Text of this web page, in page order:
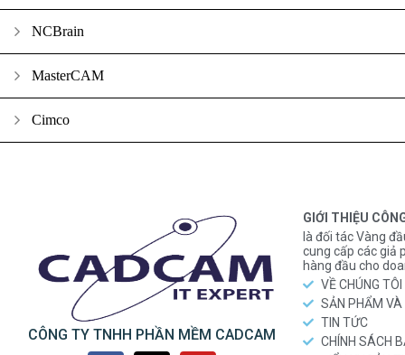
NCBrain
MasterCAM
Cimco
CÔNG TY TNHH PHẦN MỀM CADCAM
GIỚI THIỆU
là đối tác Vàng
cung cấp các giả
hàng đầu cho
VỀ CHÚNG TÔI
SẢN PHẨM VÀ
TIN TỨC
CHÍNH SÁCH